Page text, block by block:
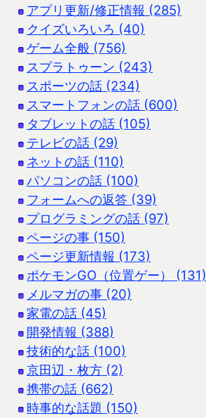
アプリ更新/修正情報 (285)
クイズいろいろ (40)
ゲーム全般 (756)
スプラトゥーン (243)
スポーツの話 (234)
スマートフォンの話 (600)
タブレットの話 (105)
テレビの話 (29)
ネットの話 (110)
パソコンの話 (100)
フォームへの返答 (39)
プログラミングの話 (97)
ページの事 (150)
ページ更新情報 (173)
ポケモンGO（位置ゲー） (131)
メルマガの事 (20)
家電の話 (45)
開発情報 (388)
技術的な話 (100)
京田辺・枚方 (2)
携帯の話 (662)
時事的な話題 (150)